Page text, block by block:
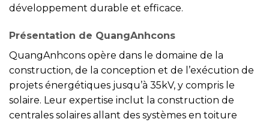
développement durable et efficace.
Présentation de QuangAnhcons
QuangAnhcons opère dans le domaine de la
construction, de la conception et de l’exécution de
projets énergétiques jusqu’à 35kV, y compris le
solaire. Leur expertise inclut la construction de
centrales solaires allant des systèmes en toiture